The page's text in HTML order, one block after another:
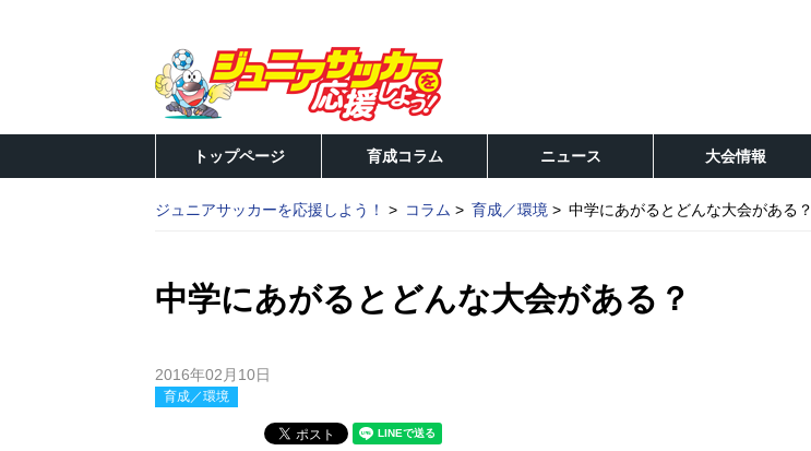
トップページ 育成コラム ニュース 大会情報
ジュニアサッカーを応援しよう！ コラム 育成／環境 中学にあがるとどんな大会がある？
中学にあがるとどんな大会がある？
2016年02月10日
育成／環境